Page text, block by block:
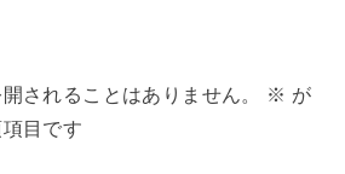
されることはありません。 ※ が
目です